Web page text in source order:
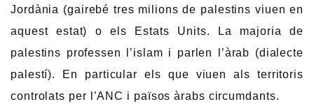
Jordània (gairebé tres milions de palestins viuen en
aquest estat) o els Estats Units. La majoria de
palestins professen l’islam i parlen l’àrab (dialecte
palestí). En particular els que viuen als territoris
controlats per l’ANC i països àrabs circumdants.